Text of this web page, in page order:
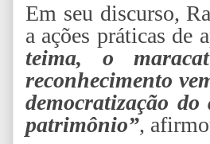
Em seu discurso,
a ações práticas de
teima, o
reconhecimento
democratização
patrimônio”,